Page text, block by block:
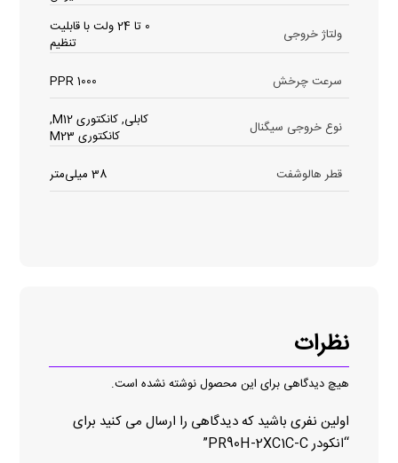
ولتاژ خروجی
0 تا 24 ولت با قابلیت
تنظیم
سرعت چرخش
1000 PPR
نوع خروجی سیگنال
کابلی, کانکتوری M12,
کانکتوری M23
قطر هالوشفت
38 میلی‌متر
نظرات
هیچ دیدگاهی برای این محصول نوشته نشده است.
اولین نفری باشید که دیدگاهی را ارسال می کنید برای
“انکودر PR90H-2XC1C-C”